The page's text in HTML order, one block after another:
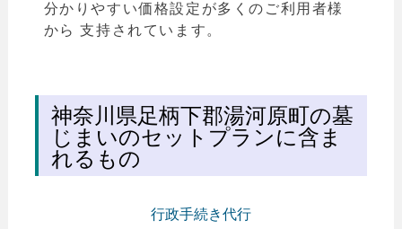
分かりやすい価格設定が多くのご利用者様
から 支持されています。
神奈川県足柄下郡湯河原町の墓
じまいのセットプランに含ま
れるもの
行政手続き代行